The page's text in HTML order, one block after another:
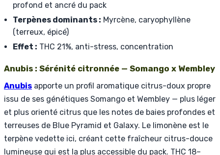
profond et ancré du pack
Terpènes dominants : Myrcène, caryophyllène
(terreux, épicé)
Effet : THC 21%, anti-stress, concentration
Anubis : Sérénité citronnée — Somango x Wembley
Anubis apporte un profil aromatique citrus-doux propre
issu de ses génétiques Somango et Wembley — plus léger
et plus orienté citrus que les notes de baies profondes et
terreuses de Blue Pyramid et Galaxy. Le limonène est le
terpène vedette ici, créant cette fraîcheur citrus-douce
lumineuse qui est la plus accessible du pack. THC 18–